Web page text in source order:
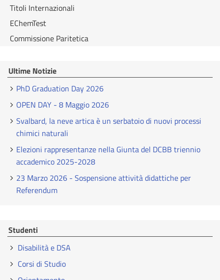
Titoli Internazionali
EChemTest
Commissione Paritetica
Ultime Notizie
PhD Graduation Day 2026
OPEN DAY - 8 Maggio 2026
Svalbard, la neve artica è un serbatoio di nuovi processi
chimici naturali
Elezioni rappresentanze nella Giunta del DCBB triennio
accademico 2025-2028
23 Marzo 2026 - Sospensione attività didattiche per
Referendum
Studenti
Disabilità e DSA
Corsi di Studio